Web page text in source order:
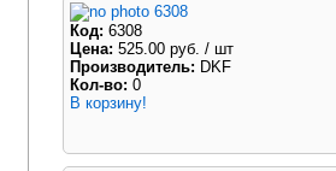
6308
Код: 6308
Цена: 525.00 руб. / шт
Производитель: DKF
Кол-во: 0
В корзину!